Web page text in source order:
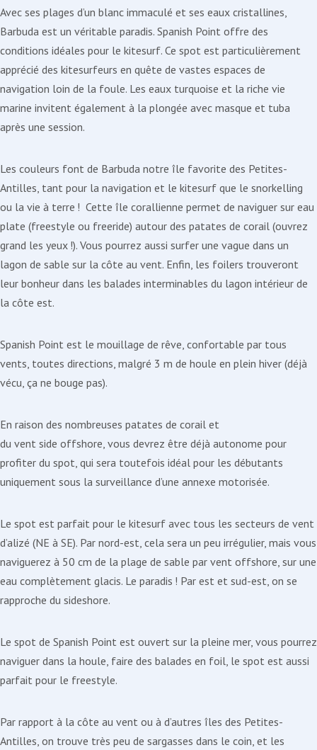
Avec ses plages d’un blanc immaculé et ses eaux cristallines,
Barbuda est un véritable paradis. Spanish Point offre des
conditions idéales pour le kitesurf. Ce spot est particulièrement
apprécié des kitesurfeurs en quête de vastes espaces de
navigation loin de la foule. Les eaux turquoise et la riche vie
marine invitent également à la plongée avec masque et tuba
après une session.
Les couleurs font de Barbuda notre île favorite des Petites-
Antilles, tant pour la navigation et le kitesurf que le snorkelling
ou la vie à terre ! Cette île corallienne permet de naviguer sur eau
plate (freestyle ou freeride) autour des patates de corail (ouvrez
grand les yeux !). Vous pourrez aussi surfer une vague dans un
lagon de sable sur la côte au vent. Enfin, les foilers trouveront
leur bonheur dans les balades interminables du lagon intérieur de
la côte est.
Spanish Point est le mouillage de rêve, confortable par tous
vents, toutes directions, malgré 3 m de houle en plein hiver (déjà
vécu, ça ne bouge pas).
En raison des nombreuses patates de corail et
du vent side offshore, vous devrez être déjà autonome pour
profiter du spot, qui sera toutefois idéal pour les débutants
uniquement sous la surveillance d’une annexe motorisée.
Le spot est parfait pour le kitesurf avec tous les secteurs de vent
d’alizé (NE à SE). Par nord-est, cela sera un peu irrégulier, mais vous
naviguerez à 50 cm de la plage de sable par vent offshore, sur une
eau complètement glacis. Le paradis ! Par est et sud-est, on se
rapproche du sideshore.
Le spot de Spanish Point est ouvert sur la pleine mer, vous pourrez
naviguer dans la houle, faire des balades en foil, le spot est aussi
parfait pour le freestyle.
Par rapport à la côte au vent ou à d’autres îles des Petites-
Antilles, on trouve très peu de sargasses dans le coin, et les